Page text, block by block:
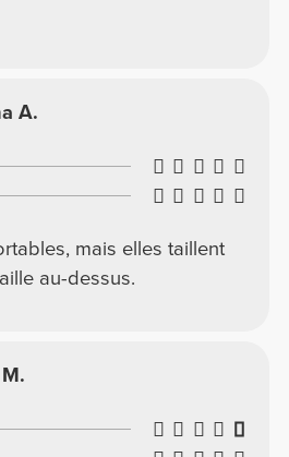
A.
mais elles taillent
au-dessus.